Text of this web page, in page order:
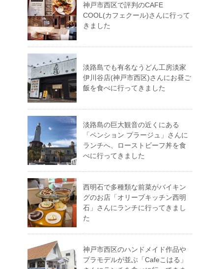
神戸市西区で評判のCAFE
COOL(カフェクール)さんに行って
きました
淡路島でも有名なうどん工房淡家
伊川谷店(神戸市西区)さんにお昼ご
飯を食べに行ってきました
淡路島の巨大観音の近くにある
「ペンション プラージュ」さんに
ランチへ、ローストビーフ丼を食
べに行ってきました
西明石で多種類な前菜がバイキン
グのお店「オリーブキッチン西明
石」さんにランチに行ってきまし
た
神戸市西区のハンドメイド作品や
プラモデルが並ぶ「Cafeこはる」